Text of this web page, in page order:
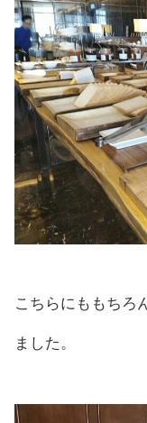
こちらにももちろ
ました。